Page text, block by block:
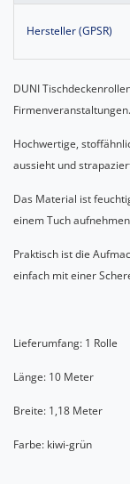
Hersteller (GPSR)
DUNI
Firmenveranstaltungen.
Hochwertige,
aussieht und
Das Material ist
einem Tuch
Praktisch ist die
einfach mit einer
Lieferumfang: 1 Rolle
Länge: 10 Meter
Breite: 1,18 Meter
Farbe: kiwi-grün